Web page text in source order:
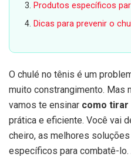
Produtos específicos
Dicas para prevenir o
O chulé no tênis é um
muito constrangimento. Mas
vamos te ensinar como tirar
prática e eficiente. Você vai
cheiro, as melhores
específicos para combatê-